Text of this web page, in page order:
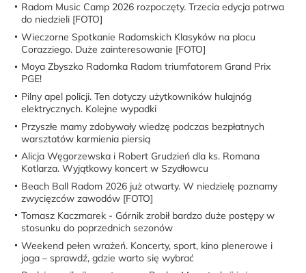
Radom Music Camp 2026 rozpoczęty. Trzecia edycja potrwa
do niedzieli [FOTO]
Wieczorne Spotkanie Radomskich Klasyków na placu
Corazziego. Duże zainteresowanie [FOTO]
Moya Zbyszko Radomka Radom triumfatorem Grand Prix
PGE!
Pilny apel policji. Ten dotyczy użytkowników hulajnóg
elektrycznych. Kolejne wypadki
Przyszłe mamy zdobywały wiedzę podczas bezpłatnych
warsztatów karmienia piersią
Alicja Węgorzewska i Robert Grudzień dla ks. Romana
Kotlarza. Wyjątkowy koncert w Szydłowcu
Beach Ball Radom 2026 już otwarty. W niedzielę poznamy
zwycięzców zawodów [FOTO]
Tomasz Kaczmarek - Górnik zrobił bardzo duże postępy w
stosunku do poprzednich sezonów
Weekend pełen wrażeń. Koncerty, sport, kino plenerowe i
joga – sprawdź, gdzie warto się wybrać